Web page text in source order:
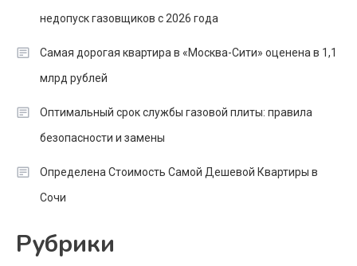
недопуск газовщиков с 2026 года
Самая дорогая квартира в «Москва-Сити» оценена в 1,1
млрд рублей
Оптимальный срок службы газовой плиты: правила
безопасности и замены
Определена Стоимость Самой Дешевой Квартиры в
Сочи
Рубрики